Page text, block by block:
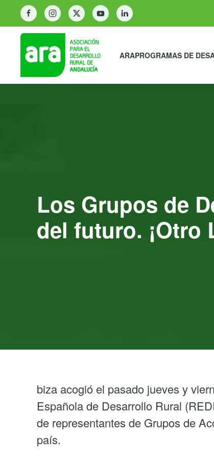
ARAPROGRAMAS DE
Los Grupos de
del futuro. ¡Otro
biza acogió el pasado jueves y
Española de Desarrollo Rural
de representantes de Grupos de
país.